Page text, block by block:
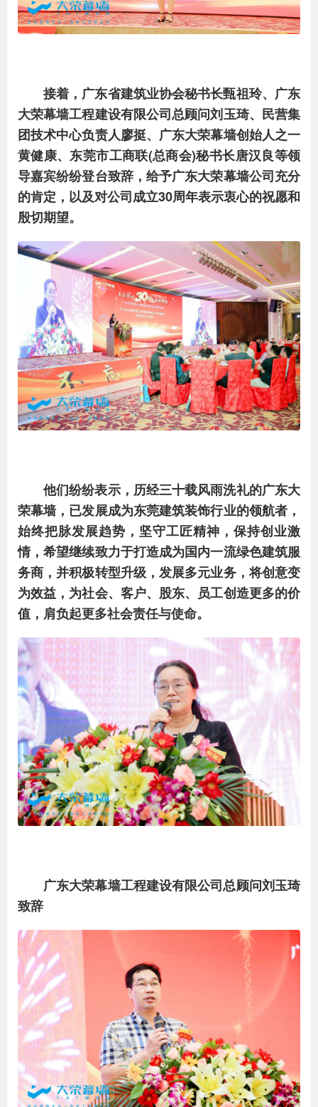
接着，广东省建筑业协会秘书长甄祖玲、广东
大荣幕墙工程建设有限公司总顾问刘玉琦、民营集
团技术中心负责人廖挺、广东大荣幕墙创始人之一
黄健康、东莞市工商联(总商会)秘书长唐汉良等领
导嘉宾纷纷登台致辞，给予广东大荣幕墙公司充分
的肯定，以及对公司成立30周年表示衷心的祝愿和
殷切期望。
他们纷纷表示，历经三十载风雨洗礼的广东大
荣幕墙，已发展成为东莞建筑装饰行业的领航者，
始终把脉发展趋势，坚守工匠精神，保持创业激
情，希望继续致力于打造成为国内一流绿色建筑服
务商，并积极转型升级，发展多元业务，将创意变
为效益，为社会、客户、股东、员工创造更多的价
值，肩负起更多社会责任与使命。
广东大荣幕墙工程建设有限公司总顾问刘玉琦
致辞